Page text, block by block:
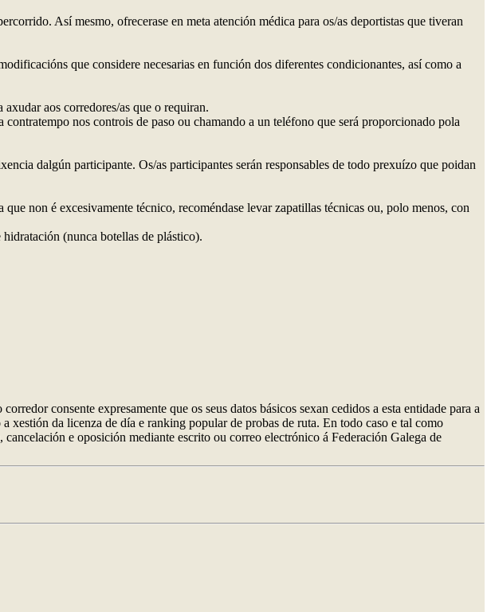
Así mesmo, ofrecerase en meta atención médica para os/as deportistas que tiveran
que considere necesarias en función dos diferentes condicionantes, así como a
aos corredores/as que o requiran.
nos controis de paso ou chamando a un teléfono que será proporcionado pola
dalgún participante. Os/as participantes serán responsables de todo prexuízo que poidan
non é excesivamente técnico, recoméndase levar zapatillas técnicas ou, polo menos, con
(nunca botellas de plástico).
consente expresamente que os seus datos básicos sexan cedidos a esta entidade para a
xestión da licenza de día e ranking popular de probas de ruta. En todo caso e tal como
e oposición mediante escrito ou correo electrónico á Federación Galega de